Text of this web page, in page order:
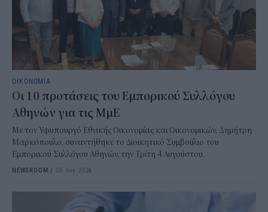
ΟΙΚΟΝΟΜΙΑ
Οι 10 προτάσεις του Εμπορικού Συλλόγου
Αθηνών για τις ΜμΕ
Με τον Υφυπουργό Εθνικής Οικονομίας και Οικονομικών, Δημήτρη
Μαρκόπουλο, συναντήθηκε το Διοικητικό Συμβούλιο του
Εμπορικού Συλλόγου Αθηνών, την Τρίτη 4 Αυγούστου.
NEWSROOM / 05 Αυγ 2026